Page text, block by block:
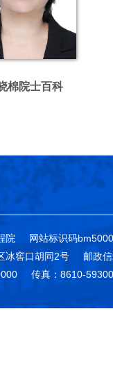
棉院士百科
院 网站标识码
冰窖口胡同2号
邮政
传真：8610-